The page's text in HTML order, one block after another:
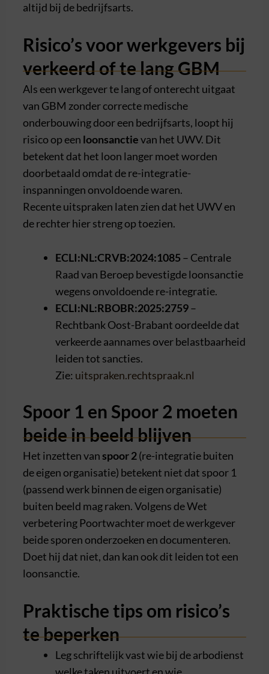
altijd bij de bedrijfsarts.
Risico’s voor werkgevers bij
verkeerd of te lang GBM
Als een werkgever te lang of onterecht uitgaat
van GBM zonder correcte medische
onderbouwing door een bedrijfsarts, loopt hij
risico op een loonsanctievan het UWV. Dit
betekent dat het loon langer moet worden
doorbetaald omdat de re-integratie-
inspanningen onvoldoende waren.
Recente uitspraken laten zien dat het UWV en
de rechter hier streng op toezien.
ECLI:NL:CRVB:2024:1085– Centrale
Raad van Beroep bevestigde loonsanctie
wegens onvoldoende re-integratie.
ECLI:NL:RBOBR:2025:2759–
Rechtbank Oost-Brabant oordeelde dat
verkeerde aannames over belastbaarheid
leiden tot sancties.
Zie: uitspraken.rechtspraak.nl
Spoor 1 en Spoor 2 moeten
beide in beeld blijven
Het inzetten vanspoor 2(re-integratie buiten
de eigen organisatie) betekent niet dat spoor 1
(passend werk binnen de eigen organisatie)
buiten beeld mag raken. Volgens de Wet
verbetering Poortwachter moet de werkgever
beide sporen onderzoeken en documenteren.
Doet hij dat niet, dan kan ook dit leiden tot een
loonsanctie.
Praktische tips om risico’s
te beperken
Leg schriftelijk vast wie bij de arbodienst
welke taken uitvoert en wie